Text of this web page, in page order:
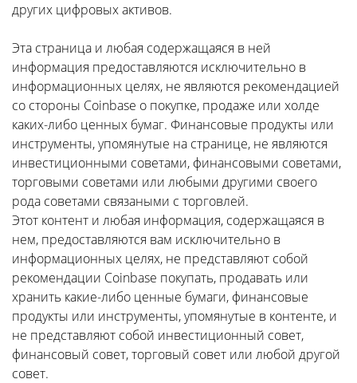
других цифровых активов.
Эта страница и любая содержащаяся в ней
информация предоставляются исключительно в
информационных целях, не являются рекомендацией
со стороны Coinbase о покупке, продаже или холде
каких-либо ценных бумаг. Финансовые продукты или
инструменты, упомянутые на странице, не являются
инвестиционными советами, финансовыми советами,
торговыми советами или любыми другими своего
рода советами связаными с торговлей.
Этот контент и любая информация, содержащаяся в
нем, предоставляются вам исключительно в
информационных целях, не представляют собой
рекомендации Coinbase покупать, продавать или
хранить какие-либо ценные бумаги, финансовые
продукты или инструменты, упомянутые в контенте, и
не представляют собой инвестиционный совет,
финансовый совет, торговый совет или любой другой
совет.